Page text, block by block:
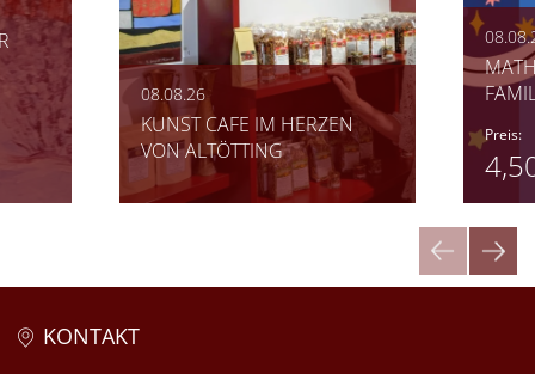
08.08.26
KUNST CAFE IM HERZEN
VON ALTÖTTING
Preis:
KONTAKT